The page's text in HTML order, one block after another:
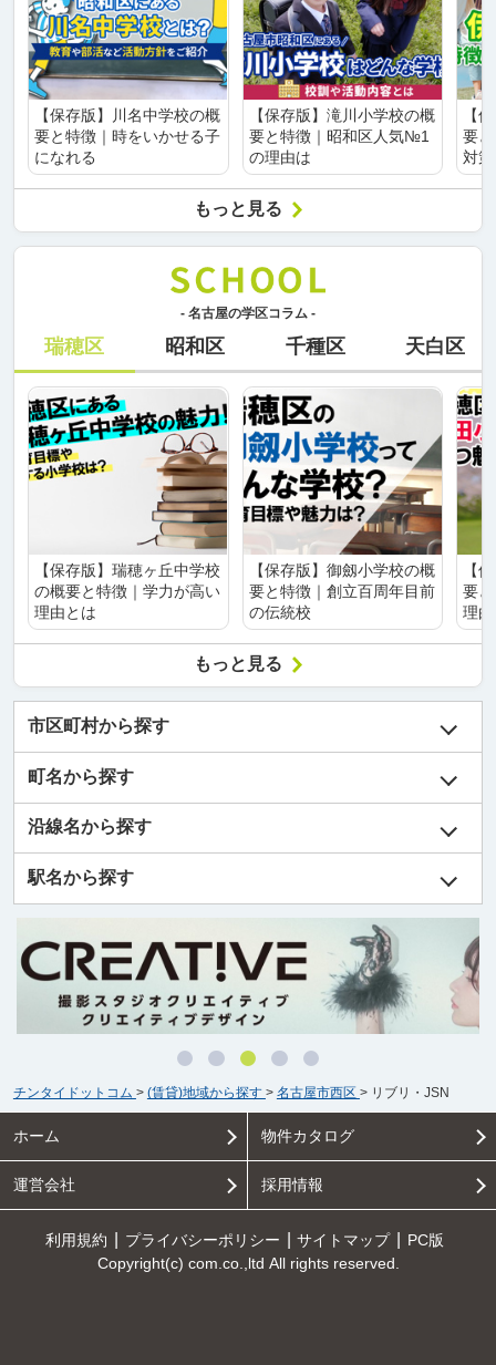
【保存版】川名中学校の概
要と特徴｜時をいかせる子
になれる
【保存版】滝川小学校の概
要と特徴｜昭和区人気№1
の理由は
【
要
対
もっと見る
- 名古屋の学区コラム -
瑞穂区 昭和区 千種区 天白区
【保存版】瑞穂ヶ丘中学校
の概要と特徴｜学力が高い
理由とは
【保存版】御劔小学校の概
要と特徴｜創立百周年目前
の伝統校
【
要
理
もっと見る
市区町村から探す
町名から探す
沿線名から探す
駅名から探す
チンタイドットコム > (賃貸)地域から探す > 名古屋市西区 > リブリ・JSN
ホーム 物件カタログ
運営会社 採用情報
利用規約 プライバシーポリシー サイトマップ
PC版
Copyright(c) com.co.,ltd All rights reserved.